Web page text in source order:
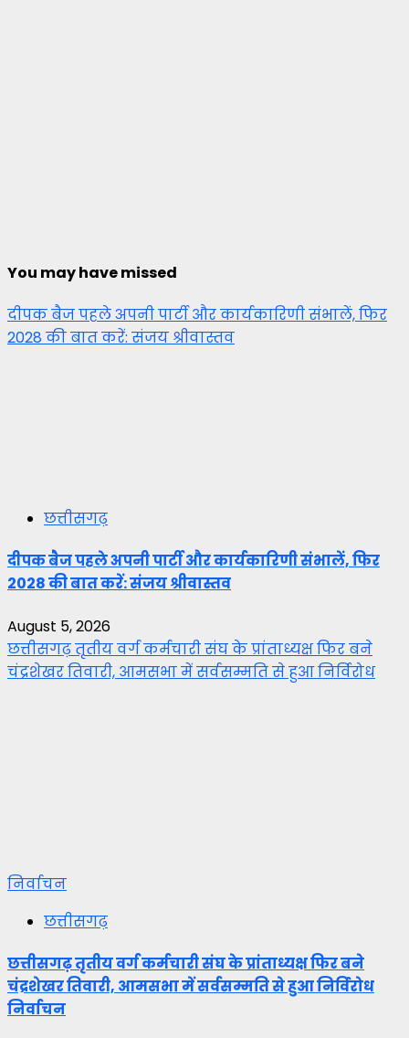
You may have missed
दीपक बैज पहले अपनी पार्टी और कार्यकारिणी संभालें, फिर
2028 की बात करें: संजय श्रीवास्तव
छत्तीसगढ़
दीपक बैज पहले अपनी पार्टी और कार्यकारिणी संभालें, फिर
2028 की बात करें: संजय श्रीवास्तव
August 5, 2026
छत्तीसगढ़ तृतीय वर्ग कर्मचारी संघ के प्रांताध्यक्ष फिर बने
चंद्रशेखर तिवारी, आमसभा में सर्वसम्मति से हुआ निर्विरोध
निर्वाचन
छत्तीसगढ़
छत्तीसगढ़ तृतीय वर्ग कर्मचारी संघ के प्रांताध्यक्ष फिर बने
चंद्रशेखर तिवारी, आमसभा में सर्वसम्मति से हुआ निर्विरोध
निर्वाचन